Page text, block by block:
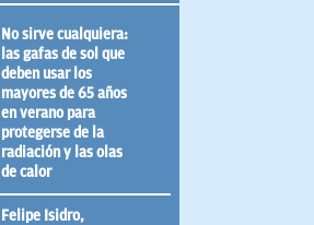
No sirve cualquiera:
las gafas de sol que
deben usar los
mayores de 65 años
en verano para
protegerse de la
radiación y las olas
de calor
Felipe Isidro,